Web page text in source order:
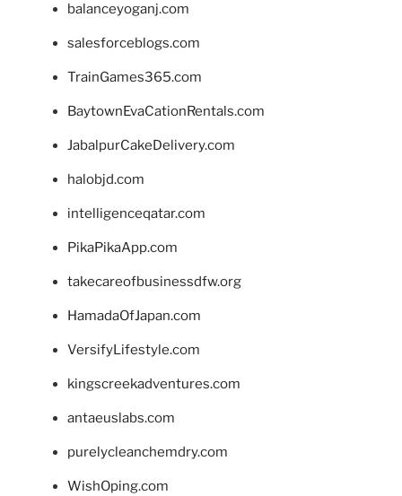
balanceyoganj.com
salesforceblogs.com
TrainGames365.com
BaytownEvaCationRentals.com
JabalpurCakeDelivery.com
halobjd.com
intelligenceqatar.com
PikaPikaApp.com
takecareofbusinessdfw.org
HamadaOfJapan.com
VersifyLifestyle.com
kingscreekadventures.com
antaeuslabs.com
purelycleanchemdry.com
WishOping.com